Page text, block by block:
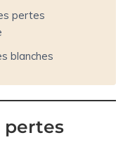
pertes
blanches
pertes